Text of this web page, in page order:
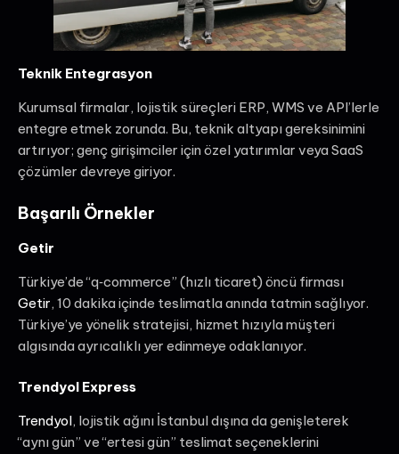
Teknik Entegrasyon
Kurumsal firmalar, lojistik süreçleri ERP, WMS ve API’lerle
entegre etmek zorunda. Bu, teknik altyapı gereksinimini
artırıyor; genç girişimciler için özel yatırımlar veya SaaS
çözümler devreye giriyor.
Başarılı Örnekler
Getir
Türkiye’de “q‑commerce” (hızlı ticaret) öncü firması
Getir, 10 dakika içinde teslimatla anında tatmin sağlıyor.
Türkiye’ye yönelik stratejisi, hizmet hızıyla müşteri
algısında ayrıcalıklı yer edinmeye odaklanıyor.
Trendyol Express
Trendyol, lojistik ağını İstanbul dışına da genişleterek
“aynı gün” ve “ertesi gün” teslimat seçeneklerini